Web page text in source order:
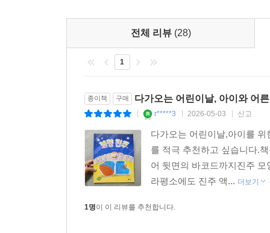
전체 리뷰 (28)
1
종이책 구매 다가오는 어린이날, 아이와 어
r*****3 2026-05-03 신고
다가오는 어린이날,아이를
를 적극 추천하고 싶습니다.
어 뒷면의 바코드까지진주
라평소에도 진주 액... 더보기
1명이 이 리뷰를 추천합니다.